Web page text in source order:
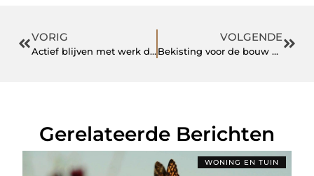
VORIG
Actief blijven met werk dat bij je past
VOLGENDE
Bekisting voor de bouw bij complexe betonconstructies
Gerelateerde Berichten
WONING EN TUIN